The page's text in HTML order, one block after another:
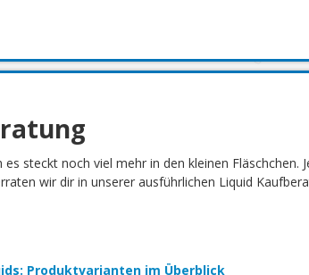
steckt noch viel mehr in den kleinen
wir dir in unserer ausführlichen Liquid
Produktvarianten im Überblick